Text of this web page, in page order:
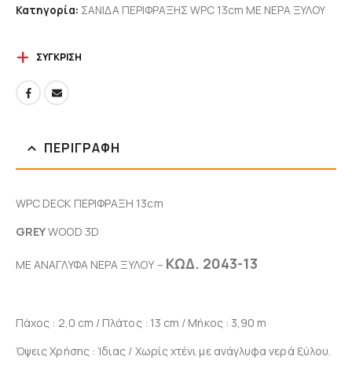
Κατηγορία: ΣΑΝΙΔΑ ΠΕΡΙΦΡΑΞΗΣ WPC 13cm ΜΕ ΝΕΡΑ ΞΥΛΟΥ
ΣΎΓΚΡΙΣΗ
ΠΕΡΙΓΡΑΦΉ
WPC DECK ΠΕΡΙΦΡΑΞΗ 13cm
GREYWOOD 3D
ΜΕ ΑΝΑΓΛΥΦΑ ΝΕΡΑ ΞΥΛΟΥ – ΚΩΔ. 2043-13
Πάχος : 2,0 cm / Πλάτος : 13 cm / Μήκος : 3,90 m
Όψεις Χρήσης : Ίδιας / Χωρίς χτένι με ανάγλυφα νερά ξύλου.